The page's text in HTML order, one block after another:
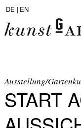
DE | EN
Ausstellung/
START